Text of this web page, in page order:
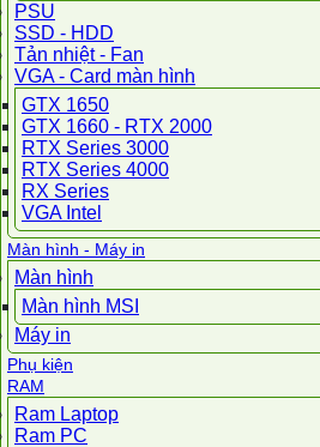
PSU
SSD - HDD
Tản nhiệt - Fan
VGA - Card màn hình
GTX 1650
GTX 1660 - RTX 2000
RTX Series 3000
RTX Series 4000
RX Series
VGA Intel
Màn hình - Máy in
Màn hình
Màn hình MSI
Máy in
Phụ kiện
RAM
Ram Laptop
Ram PC